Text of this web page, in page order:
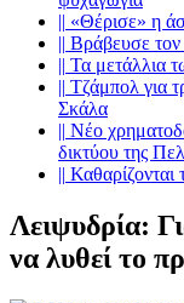
|| «Θέρισε» η
|| Βράβευσε
|| Τα μετάλλια
|| Τζάμπολ για
Σκάλα
|| Νέο
δικτύου της
|| Καθαρίζονται
Λειψυδρία:
να λυθεί το